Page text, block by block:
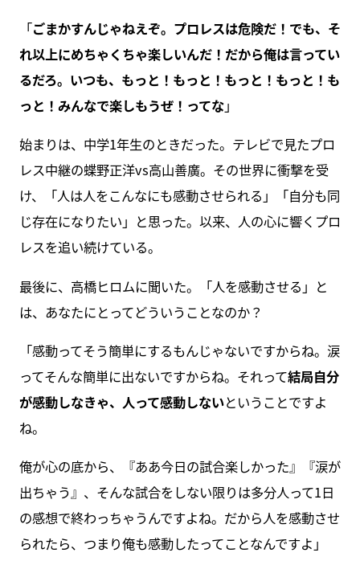
「ごまかすんじゃねえぞ。プロレスは危険だ！でも、そ
れ以上にめちゃくちゃ楽しいんだ！だから俺は言ってい
るだろ。いつも、もっと！もっと！もっと！もっと！も
っと！みんなで楽しもうぜ！ってな」
始まりは、中学1年生のときだった。テレビで見たプロ
レス中継の蝶野正洋vs高山善廣。その世界に衝撃を受
け、「人は人をこんなにも感動させられる」「自分も同
じ存在になりたい」と思った。以来、人の心に響くプロ
レスを追い続けている。
最後に、高橋ヒロムに聞いた。「人を感動させる」と
は、あなたにとってどういうことなのか？
「感動ってそう簡単にするもんじゃないですからね。涙
ってそんな簡単に出ないですからね。それって結局自分
が感動しなきゃ、人って感動しないということですよ
ね。
俺が心の底から、『ああ今日の試合楽しかった』『涙が
出ちゃう』、そんな試合をしない限りは多分人って1日
の感想で終わっちゃうんですよね。だから人を感動させ
られたら、つまり俺も感動したってことなんですよ」